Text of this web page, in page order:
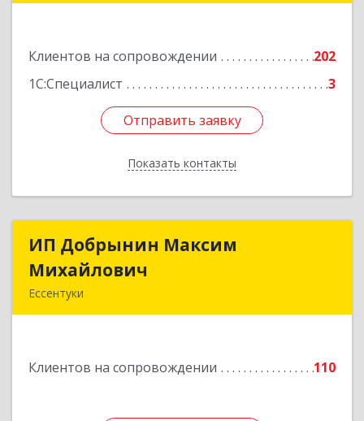
Клиентов на сопровождении
202
1С:Специалист
3
Отправить заявку
Показать контакты
Подробнее
Отправить заявку
Назад
ИП Добрынин Максим
Михайлович
Ессентуки
Клиентов на сопровождении 110
ИП Добрынин Максим
Подробнее